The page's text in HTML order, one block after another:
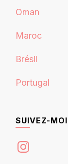
Oman
Maroc
Brésil
Portugal
SUIVEZ-
Instagram